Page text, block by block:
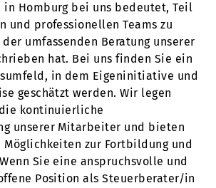
Homburg bei uns bedeutet, Teil
und professionellen Teams zu
umfassenden Beratung unserer
hat. Bei uns finden Sie ein
in dem Eigeninitiative und
geschätzt werden. Wir legen
kontinuierliche
unserer Mitarbeiter und bieten
zur Fortbildung und
Sie eine anspruchsvolle und
Position als Steuerberater/in